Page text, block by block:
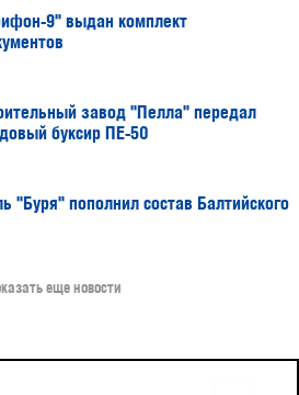
9" выдан комплект
завод "Пелла" передал
буксир ПЕ-50
"Буря" пополнил состав Балтийского
еще новости